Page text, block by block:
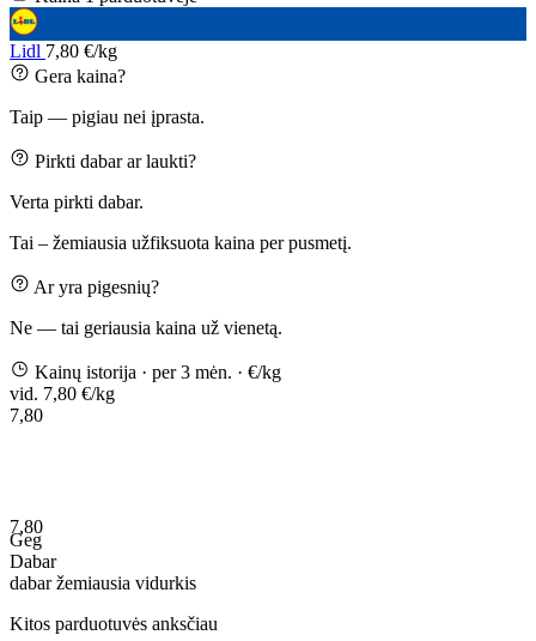
Lidl 7,80 €/kg
Gera kaina?
Taip — pigiau nei įprasta.
Pirkti dabar ar laukti?
Verta pirkti dabar.
Tai – žemiausia užfiksuota kaina per pusmetį.
Ar yra pigesnių?
Ne — tai geriausia kaina už vienetą.
Kainų istorija · per 3 mėn. · €/kg
vid. 7,80 €/kg
7,80
7,80
Geg
Dabar
dabaržemiausia vidurkis
Kitos parduotuvės anksčiau